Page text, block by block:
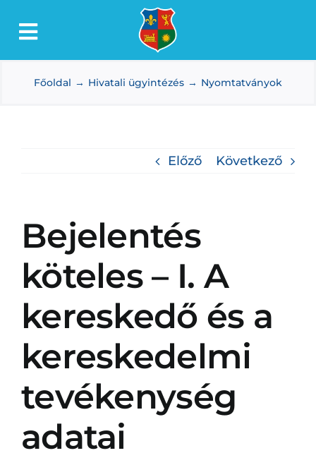
Toggle
Lőkösháza
Intézmények
Főoldal Hivatali ügyintézés Nyomtatványok
Előző Következő
Bejelentés
köteles – I. A
kereskedő és a
kereskedelmi
tevékenység
adatai